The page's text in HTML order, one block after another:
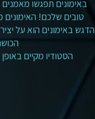
באימונים תפגשו
טובים שלכם! האימונים מוגבלים לעד 12 אנשים, כדי לשמר את היחס
הדגש באימונים הוא על
הסטודיו מקיים באופן קבוע שבעה ימים